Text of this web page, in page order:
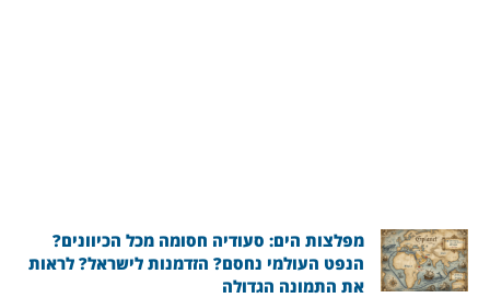
מפלצות הים: סעודיה חסומה מכל הכיוונים?
הנפט העולמי נחסם? הזדמנות לישראל? לראות
את התמונה הגדולה